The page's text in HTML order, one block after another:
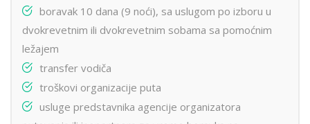
boravak 10 dana (9 noći), sa uslugom po izboru u
dvokrevetnim ili dvokrevetnim sobama sa pomoćnim
ležajem
transfer vodiča
troškovi organizacije puta
usluge predstavnika agencije organizatora